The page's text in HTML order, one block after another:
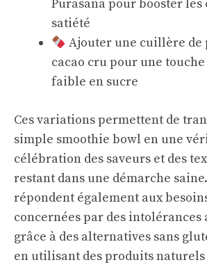
Purasana pour booster les
satiété
Ajouter une cuillère de
cacao cru pour une
faible en sucre
Ces variations permettent de
simple smoothie bowl en une
célébration des saveurs et des
restant dans une démarche
répondent également aux
concernées par des
grâce à des alternatives sans
en utilisant des produits naturels